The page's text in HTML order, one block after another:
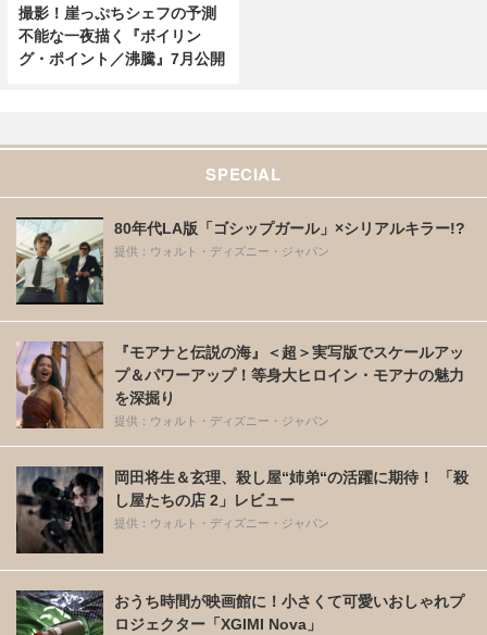
撮影！崖っぷちシェフの予測
不能な一夜描く『ボイリン
グ・ポイント／沸騰』7月公開
SPECIAL
80年代LA版「ゴシップガール」×シリアルキラー!?
提供：ウォルト・ディズニー・ジャパン
『モアナと伝説の海』＜超＞実写版でスケールアッ
プ＆パワーアップ！等身大ヒロイン・モアナの魅力
を深掘り
提供：ウォルト・ディズニー・ジャパン
岡田将生＆玄理、殺し屋“姉弟“の活躍に期待！ 「殺
し屋たちの店 2」レビュー
提供：ウォルト・ディズニー・ジャパン
おうち時間が映画館に！小さくて可愛いおしゃれプ
ロジェクター「XGIMI Nova」